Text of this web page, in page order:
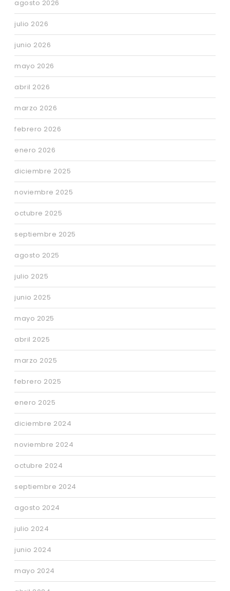
agosto 2026
julio 2026
junio 2026
mayo 2026
abril 2026
marzo 2026
febrero 2026
enero 2026
diciembre 2025
noviembre 2025
octubre 2025
septiembre 2025
agosto 2025
julio 2025
junio 2025
mayo 2025
abril 2025
marzo 2025
febrero 2025
enero 2025
diciembre 2024
noviembre 2024
octubre 2024
septiembre 2024
agosto 2024
julio 2024
junio 2024
mayo 2024